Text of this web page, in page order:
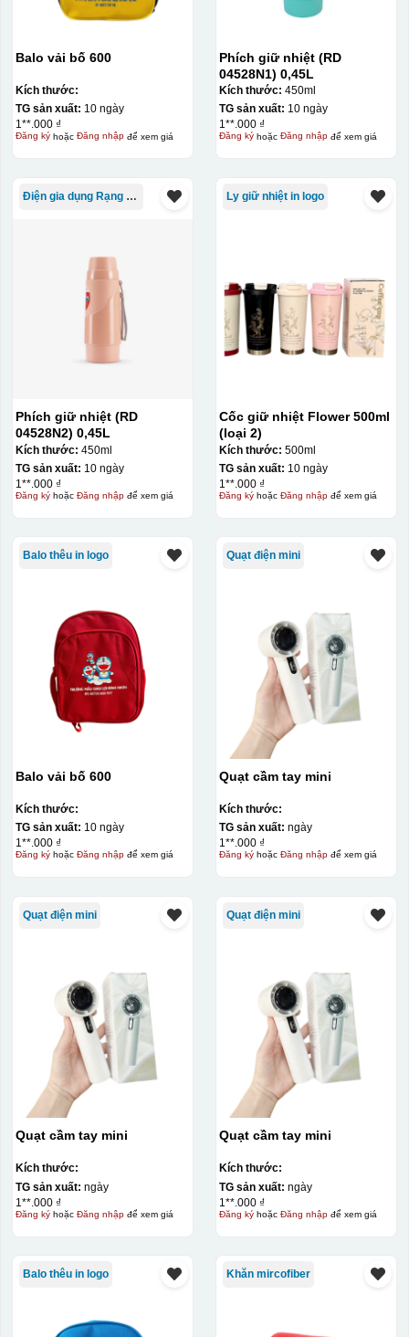
Balo vải bố 600
Kích thước:
TG sản xuất: 10 ngày
1**.000 ₫
Đăng kýhoặc Đăng nhậpđể xem giá
Phích giữ nhiệt (RD
04528N1) 0,45L
Kích thước: 450ml
TG sản xuất: 10 ngày
1**.000 ₫
Đăng kýhoặc Đăng nhậpđể xem giá
Điện gia dụng Rạng Đông
Phích giữ nhiệt (RD
04528N2) 0,45L
Kích thước: 450ml
TG sản xuất: 10 ngày
1**.000 ₫
Đăng kýhoặc Đăng nhậpđể xem giá
Ly giữ nhiệt in logo
Cốc giữ nhiệt Flower 500ml
(loại 2)
Kích thước: 500ml
TG sản xuất: 10 ngày
1**.000 ₫
Đăng kýhoặc Đăng nhậpđể xem giá
Balo thêu in logo
Balo vải bố 600
Kích thước:
TG sản xuất: 10 ngày
1**.000 ₫
Đăng kýhoặc Đăng nhậpđể xem giá
Quạt điện mini
Quạt cầm tay mini
Kích thước:
TG sản xuất: ngày
1**.000 ₫
Đăng kýhoặc Đăng nhậpđể xem giá
Quạt điện mini
Quạt cầm tay mini
Kích thước:
TG sản xuất: ngày
1**.000 ₫
Đăng kýhoặc Đăng nhậpđể xem giá
Quạt điện mini
Quạt cầm tay mini
Kích thước:
TG sản xuất: ngày
1**.000 ₫
Đăng kýhoặc Đăng nhậpđể xem giá
Balo thêu in logo Khăn mircofiber